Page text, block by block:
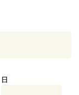
日